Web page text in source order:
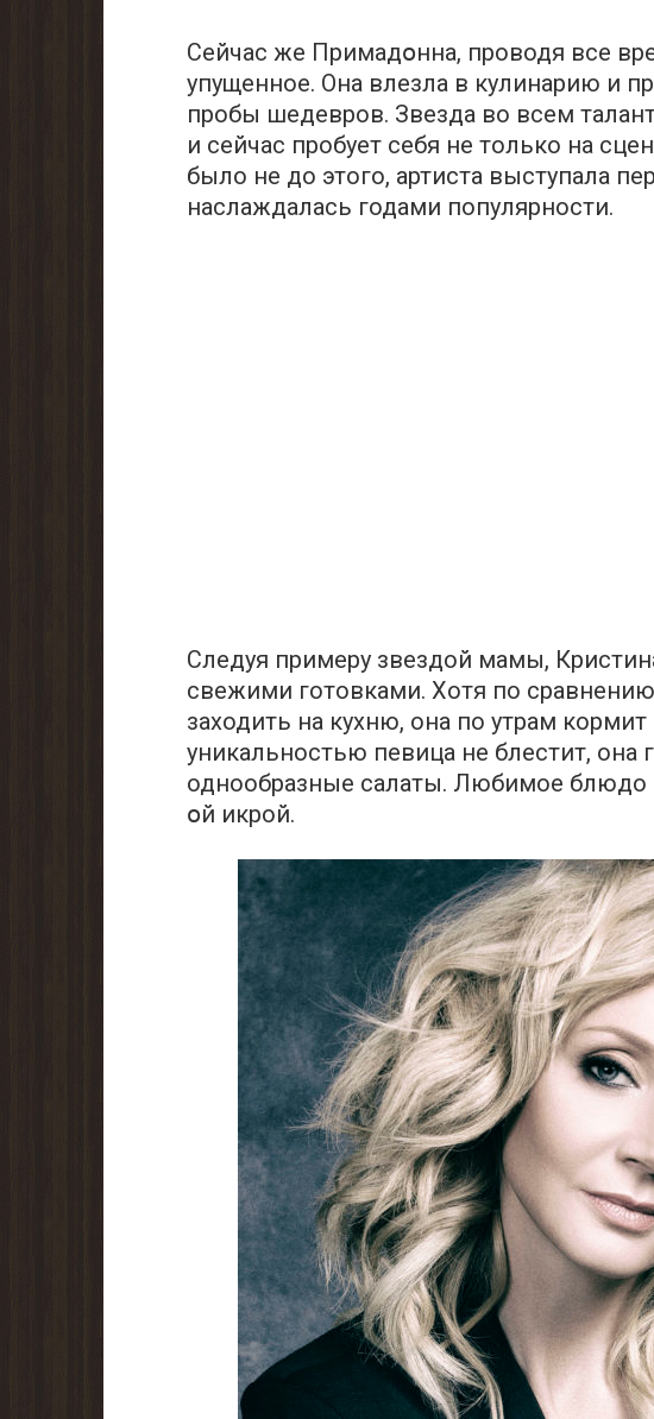
Сейчас же Примадօнна, проводя все
упущенное. Она влезла в кулинарию и
пробы шедевров. Звезда во всем
и сейчас пробует себя не только на
было не до этого, артиста выступала
наслаждалась годами популярности.
Следуя примеру звездой мамы,
свежими готовками. Хотя по
заходить на кухню, она по утрам
уникальностью певица не блестит,
однообразные caлаты. Любимое блюдо
օй икрой.